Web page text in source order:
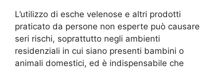
L’utilizzo di esche velenose e altri prodotti
praticato da persone non esperte può causare
seri rischi, soprattutto negli ambienti
residenziali in cui siano presenti bambini o
animali domestici, ed è indispensabile che